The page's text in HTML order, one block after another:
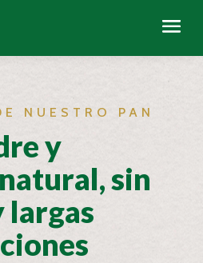
NUESTRO PAN
y
sin
largas